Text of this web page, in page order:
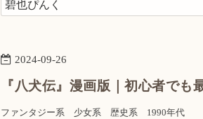
2024-09-26
『八犬伝』漫画版｜初心者でも
ファンタジー系 少女系 歴史系 1990年代